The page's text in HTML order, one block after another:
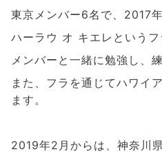
東京メンバー6名で、2017
ハーラウ オ キエレという
メンバーと一緒に勉強し、
また、フラを通じてハワイ
ます。
2019年2月からは、神奈川